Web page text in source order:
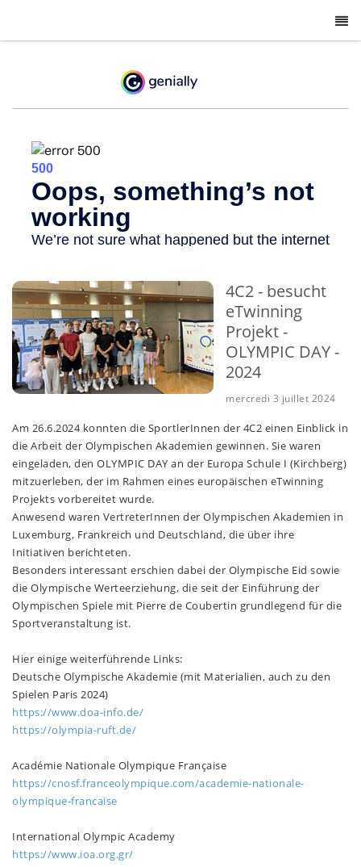
4C2 - besucht
eTwinning
Projekt -
OLYMPIC DAY -
2024
mercredi 3 juillet 2024
Am 26.6.2024 konnten die SportlerInnen der 4C2 einen Einblick in
die Arbeit der Olympischen Akademien gewinnen. Sie waren
eingeladen, den OLYMPIC DAY an der Europa Schule I (Kirchberg)
mitzuerleben, der im Rahmen eines europäischen eTwinning
Projekts vorbereitet wurde.
Anwesend waren VertreterInnen der Olympischen Akademien in
Luxemburg, Frankreich und Deutschland, die über ihre
Initiativen berichteten.
Besonders interessant erschien dabei der Olympische Eid sowie
die Olympische Werteerziehung, die seit der Einführung der
Olympischen Spiele mit Pierre de Coubertin grundlegend für die
Sportveranstaltung ist.
Hier einige weiterführende Links:
Deutsche Olympische Akademie (mit Materialien, auch zu den
Spielen Paris 2024)
https://www.doa-info.de/
https://olympia-ruft.de/
Académie Nationale Olympique Française
https://cnosf.franceolympique.com/academie-nationale-
olympique-francaise
International Olympic Academy
https://www.ioa.org.gr/